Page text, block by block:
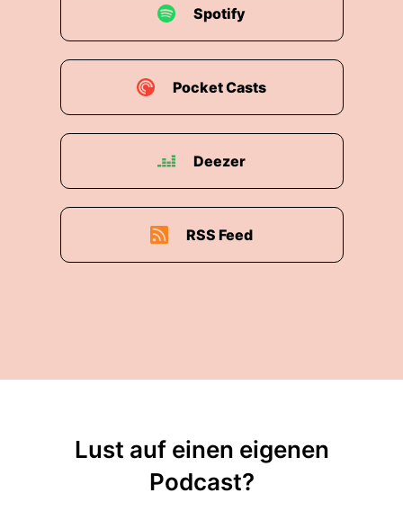
Spotify
Pocket Casts
Deezer
RSS Feed
Lust auf einen eigenen
Podcast?